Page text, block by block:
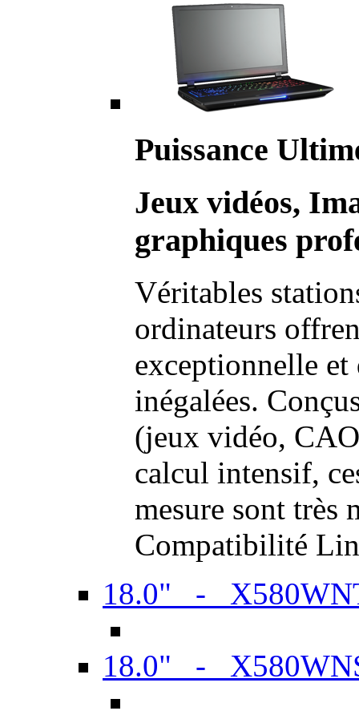
Puissance
Jeux vidéos,
graphiques
Véritables
ordinateurs
exceptionnelle et
inégalées.
(jeux vidéo,
calcul intensif,
mesure sont très
Compatibilité
18.0" -
18.0" -